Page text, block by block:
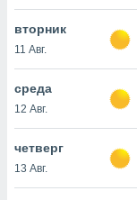
cookie
cookie
в
нашего
вторник
11 Авг.
среда
12 Авг.
четверг
13 Авг.